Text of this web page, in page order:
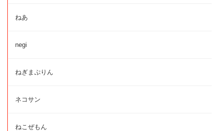
ねあ
negi
ねぎまぷりん
ネコサン
ねこぜもん